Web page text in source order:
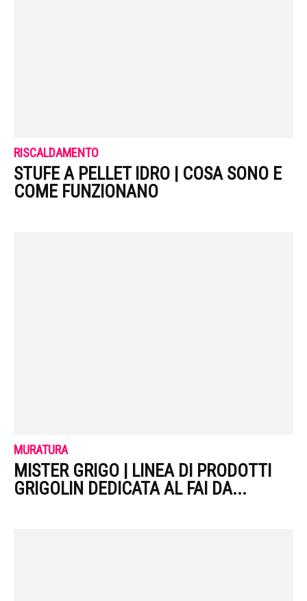
RISCALDAMENTO
STUFE A PELLET IDRO | COSA SONO E
COME FUNZIONANO
MURATURA
MISTER GRIGO | LINEA DI PRODOTTI
GRIGOLIN DEDICATA AL FAI DA...